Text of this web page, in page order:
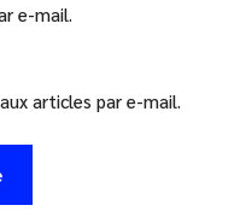
e-mail.
articles par e-mail.